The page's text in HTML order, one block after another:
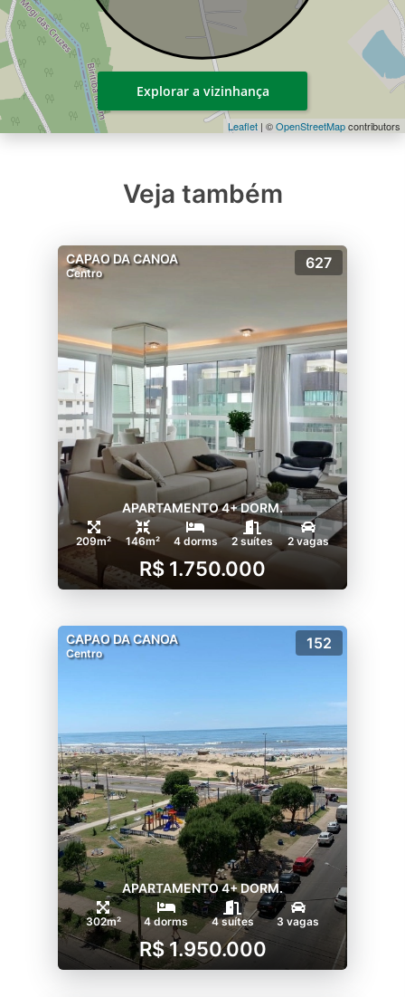
Leaflet | ©OpenStreetMapcontributors
Explorar a vizinhança
Veja também
CAPAO DA CANOA
Centro
627
APARTAMENTO 4+ DORM.
209m² 146m² 4 dorms 2 suítes 2 vagas
R$ 1.750.000
CAPAO DA CANOA
Centro
152
APARTAMENTO 4+ DORM.
302m² 4 dorms 4 suítes 3 vagas
R$ 1.950.000